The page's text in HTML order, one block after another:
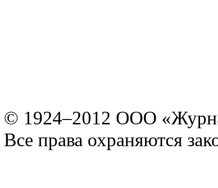
© 1924–2012 ООО
Все права охраняются